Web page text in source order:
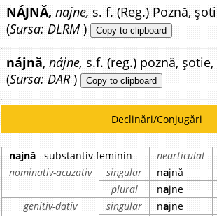
NÁJNĂ, najne, s. f. (Reg.) Poznă,
(Sursa: DLRM ) Copy to clipboard
nájnă,nájne, s.f. (reg.) poznă,
(Sursa: DAR) Copy to clipboard
Declinări/Conjugări
najnă substantiv feminin nearticulat
nominativ-acuzativ
singular najnă
plural
najne
genitiv-dativ
singular najne